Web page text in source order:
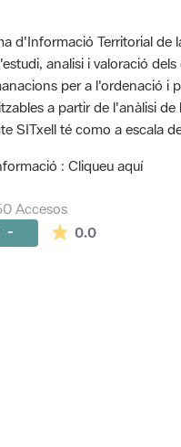
d'Informació Territorial de
analisi i valoració
per a l'ordenació i
a partir de l'anàlisi
SITxell té como a escala
: Cliqueu aquí
Accesos
- 0.0La valoración